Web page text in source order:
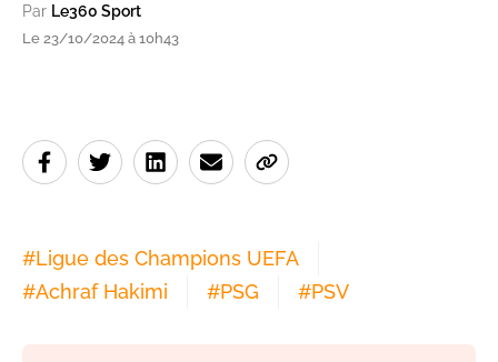
Par Le360 Sport
Le 23/10/2024 à 10h43
#Ligue des Champions UEFA
#Achraf Hakimi #PSG #PSV